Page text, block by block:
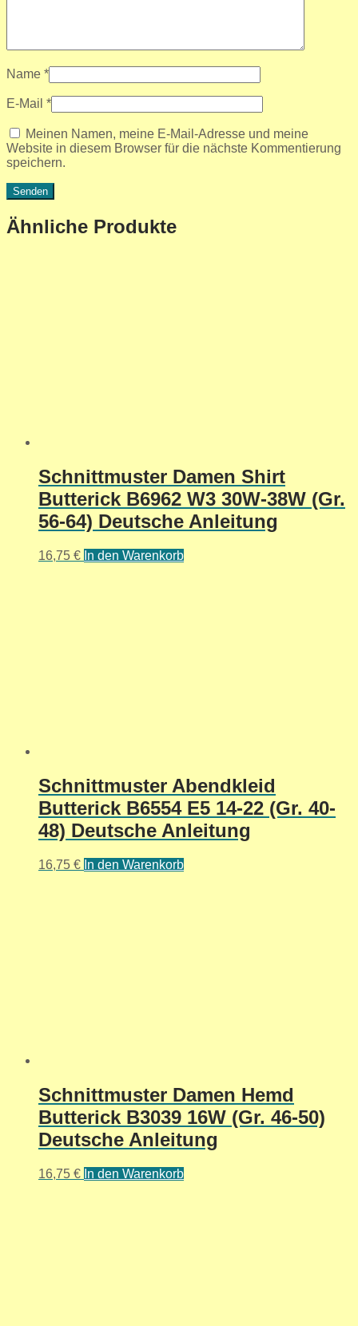
Name *
E-Mail *
Meinen Namen, meine E-Mail-Adresse und meine
Website in diesem Browser für die nächste Kommentierung
speichern.
Ähnliche Produkte
Schnittmuster Damen Shirt
Butterick B6962 W3 30W-38W (Gr.
56-64) Deutsche Anleitung
16,75 € In den Warenkorb
Schnittmuster Abendkleid
Butterick B6554 E5 14-22 (Gr. 40-
48) Deutsche Anleitung
16,75 € In den Warenkorb
Schnittmuster Damen Hemd
Butterick B3039 16W (Gr. 46-50)
Deutsche Anleitung
16,75 € In den Warenkorb